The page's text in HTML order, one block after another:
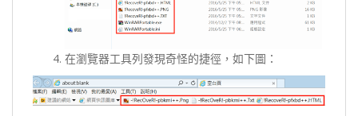
在瀏覽器工具列發現奇怪的捷徑，如下圖：